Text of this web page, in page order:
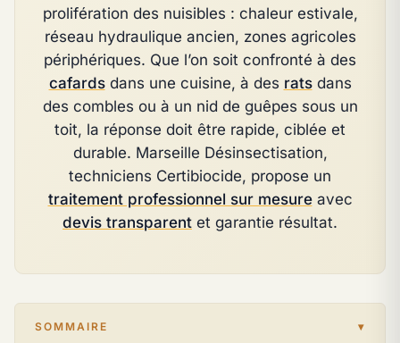
prolifération des nuisibles : chaleur estivale,
réseau hydraulique ancien, zones agricoles
périphériques. Que l’on soit confronté à des
cafardsdans une cuisine, à des ratsdans
des combles ou à un nid de guêpes sous un
toit, la réponse doit être rapide, ciblée et
durable. Marseille Désinsectisation,
techniciens Certibiocide, propose un
traitement professionnel sur mesureavec
devis transparent et garantie résultat.
SOMMAIRE